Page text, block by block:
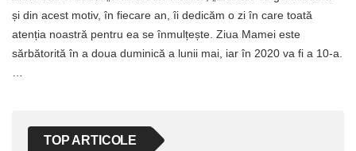
și din acest motiv, în fiecare an, îi dedicăm o zi în care toată
atenția noastră pentru ea se înmulțește. Ziua Mamei este
sărbătorită în a doua duminică a lunii mai, iar în 2020 va fi a 10-a.
TOP ARTICOLE